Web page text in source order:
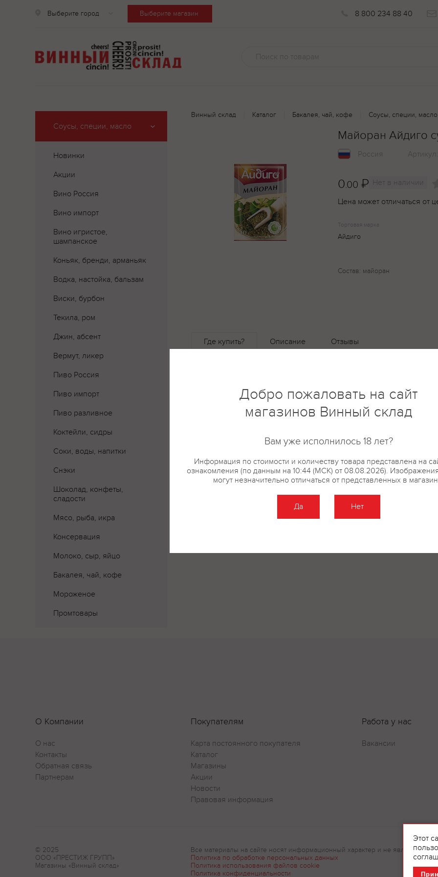
Выберите город Выберите магазин 8 800 234 88 40
Соусы, специи, масло
Новинки
Акции
Вино Россия
Вино импорт
Вино игристое,
шампанское
Коньяк, бренди, арманьяк
Водка, настойка, бальзам
Виски, бурбон
Текила, ром
Джин, абсент
Вермут, ликер
Пиво Россия
Пиво импорт
Пиво разливное
Коктейли, сидры
Соки, воды, напитки
Снэки
Шоколад, конфеты,
сладости
Мясо, рыба, икра
Консервация
Молоко, сыр, яйцо
Бакалея, чай, кофе
Мороженое
Промтовары
Винный склад Каталог Бакалея, чай, кофе Соусы, специи, масло
Майоран Айдиго
Россия Артикул:
0.00 ₽ Нет в наличии
Цена может отличаться от
Торговая марка
Айдиго
Состав: майоран
Где купить? Описание Отзывы
О Компании
О нас
Контакты
Обратная связь
Партнерам
Покупателям
Карта постоянного покупателя
Каталог
Магазины
Акции
Новости
Правовая информация
Работа у нас
Вакансии
© 2025
ООО «ПРЕСТИЖ ГРУПП»
Магазины «Винный склад»
Все материалы на сайте носят информационный характер и не являются
Политика по обработке персональных данных
Политика использования файлов cookie
Политика конфиденциальности
Этот
Добро пожаловать на сайт
магазинов Винный склад
Вам уже исполнилось 18 лет?
Информация по стоимости и количеству товара представлена на
ознакомления (по данным на 10:44 (МСК) от 08.08.2026).
могут незначительно отличаться от представленных в
Да Нет